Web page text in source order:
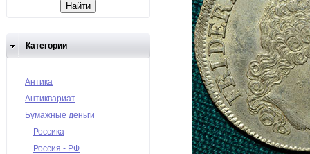
Категории
Антика
Антиквариат
Бумажные деньги
Россика
Россия - РФ